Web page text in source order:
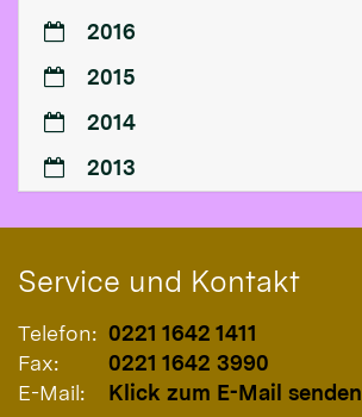
2016
2015
2014
2013
Service und Kontakt
Telefon: 0221 1642 1411
Fax:
0221 1642 3990
E-Mail:
Klick zum E-Mail senden